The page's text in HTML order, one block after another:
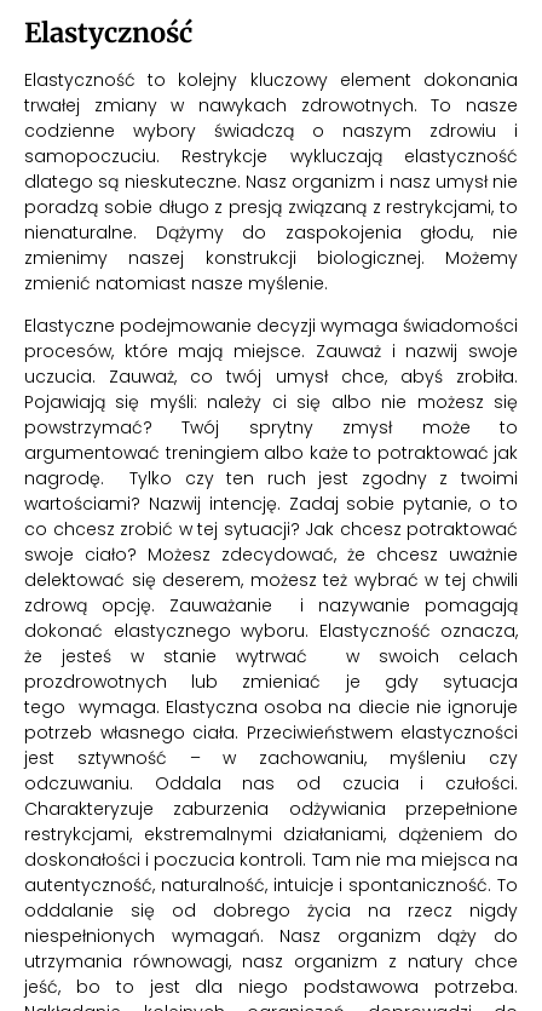
Elastyczność
Elastyczność to kolejny kluczowy element dokonania
trwałej zmiany w nawykach zdrowotnych. To nasze
codzienne wybory świadczą o naszym zdrowiu i
samopoczuciu. Restrykcje wykluczają elastyczność
dlatego są nieskuteczne. Nasz organizm i nasz umysł nie
poradzą sobie długo z presją związaną z restrykcjami, to
nienaturalne. Dążymy do zaspokojenia głodu, nie
zmienimy naszej konstrukcji biologicznej. Możemy
zmienić natomiast nasze myślenie.
Elastyczne podejmowanie decyzji wymaga świadomości
procesów, które mają miejsce. Zauważ i nazwij swoje
uczucia. Zauważ, co twój umysł chce, abyś zrobiła.
Pojawiają się myśli: należy ci się albo nie możesz się
powstrzymać? Twój sprytny zmysł może to
argumentować treningiem albo każe to potraktować jak
nagrodę. Tylko czy ten ruch jest zgodny z twoimi
wartościami? Nazwij intencję. Zadaj sobie pytanie, o to
co chcesz zrobić w tej sytuacji? Jak chcesz potraktować
swoje ciało? Możesz zdecydować, że chcesz uważnie
delektować się deserem, możesz też wybrać w tej chwili
zdrową opcję. Zauważanie i nazywanie pomagają
dokonać elastycznego wyboru. Elastyczność oznacza,
że jesteś w stanie wytrwać w swoich celach
prozdrowotnych lub zmieniać je gdy sytuacja
tego wymaga. Elastyczna osoba na diecie nie ignoruje
potrzeb własnego ciała. Przeciwieństwem elastyczności
jest sztywność – w zachowaniu, myśleniu czy
odczuwaniu. Oddala nas od czucia i czułości.
Charakteryzuje zaburzenia odżywiania przepełnione
restrykcjami, ekstremalnymi działaniami, dążeniem do
doskonałości i poczucia kontroli. Tam nie ma miejsca na
autentyczność, naturalność, intuicje i spontaniczność. To
oddalanie się od dobrego życia na rzecz nigdy
niespełnionych wymagań. Nasz organizm dąży do
utrzymania równowagi, nasz organizm z natury chce
jeść, bo to jest dla niego podstawowa potrzeba.